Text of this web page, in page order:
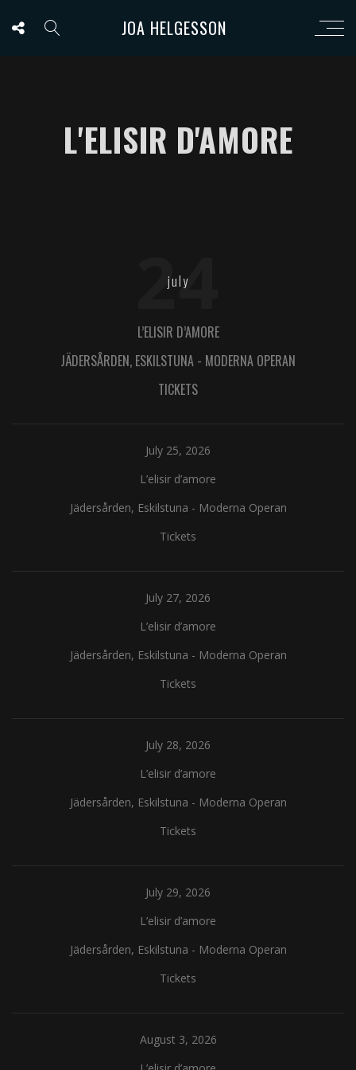
JOA HELGESSON
L'ELISIR D'AMORE
24
july
L’ELISIR D’AMORE
JÄDERSÅRDEN, ESKILSTUNA - MODERNA OPERAN
TICKETS
July 25, 2026
L’elisir d’amore
Jädersården, Eskilstuna - Moderna Operan
Tickets
July 27, 2026
L’elisir d’amore
Jädersården, Eskilstuna - Moderna Operan
Tickets
July 28, 2026
L’elisir d’amore
Jädersården, Eskilstuna - Moderna Operan
Tickets
July 29, 2026
L’elisir d’amore
Jädersården, Eskilstuna - Moderna Operan
Tickets
August 3, 2026